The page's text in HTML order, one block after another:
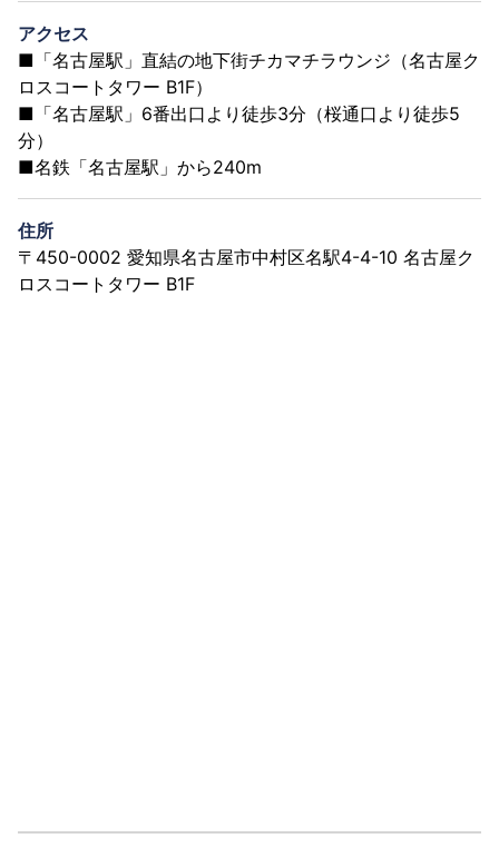
アクセス
■「名古屋駅」直結の地下街チカマチラウンジ（名古屋ク
ロスコートタワー B1F）
■「名古屋駅」6番出口より徒歩3分（桜通口より徒歩5
分）
■名鉄「名古屋駅」から240m
住所
〒450-0002 愛知県名古屋市中村区名駅4-4-10 名古屋ク
ロスコートタワー B1F